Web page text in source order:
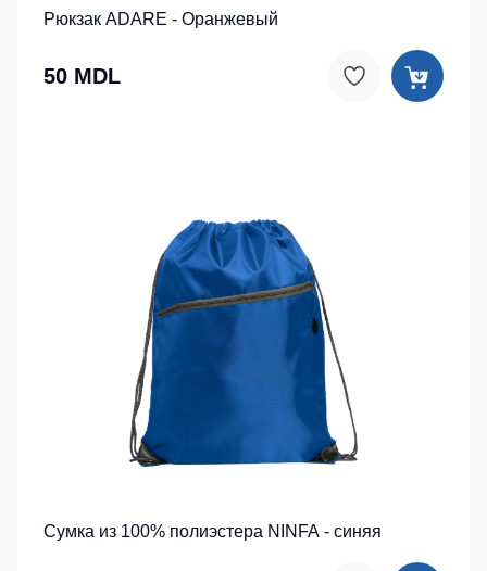
Рюкзак ADARE - Оранжевый
50 MDL
Сумка из 100% полиэстера NINFA - синяя